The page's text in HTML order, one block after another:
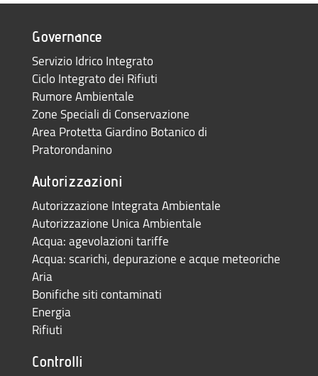
Governance
Servizio Idrico Integrato
Ciclo Integrato dei Rifiuti
Rumore Ambientale
Zone Speciali di Conservazione
Area Protetta Giardino Botanico di
Pratorondanino
Autorizzazioni
Autorizzazione Integrata Ambientale
Autorizzazione Unica Ambientale
Acqua: agevolazioni tariffe
Acqua: scarichi, depurazione e acque meteoriche
Aria
Bonifiche siti contaminati
Energia
Rifiuti
Controlli